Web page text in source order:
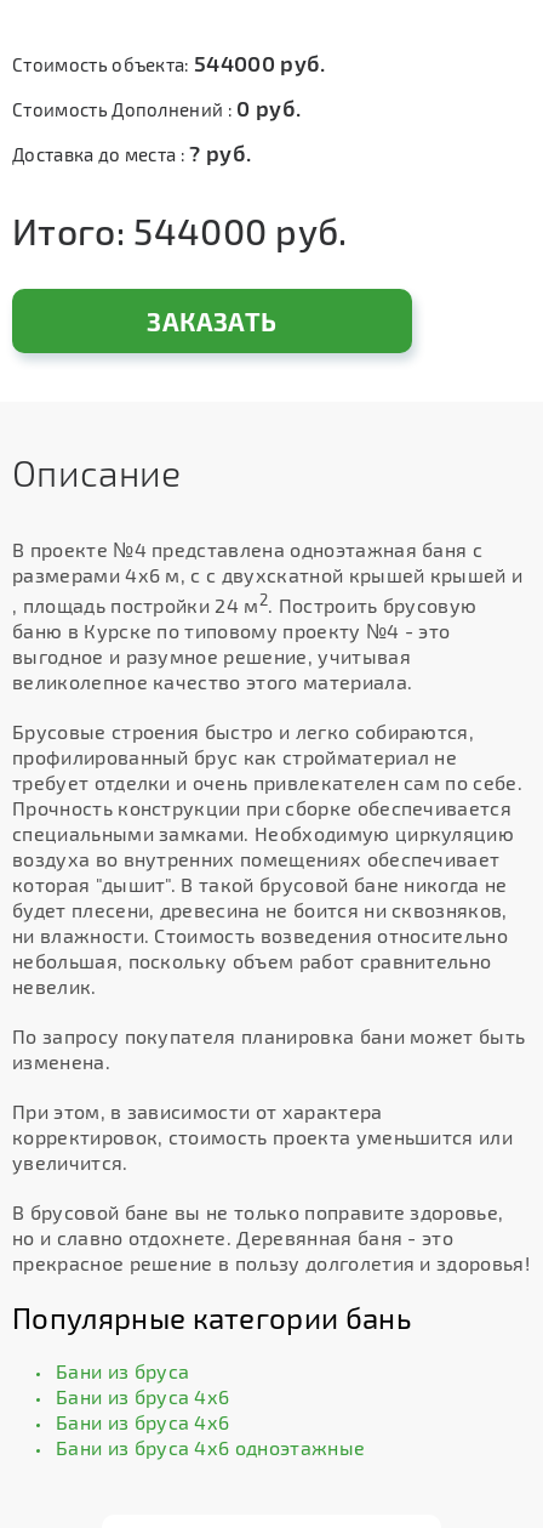
Стоимость объекта: 544000 руб.
Стоимость Дополнений : 0 руб.
Доставка до места :? руб.
Итого: 544000 руб.
ЗАКАЗАТЬ
Описание
В проекте №4 представлена одноэтажная баня с
размерами 4х6 м, с с двухскатной крышей крышей и
, площадь постройки 24 м2. Построить брусовую
баню в Курске по типовому проекту №4 - это
выгодное и разумное решение, учитывая
великолепное качество этого материала.
Брусовые строения быстро и легко собираются,
профилированный брус как стройматериал не
требует отделки и очень привлекателен сам по себе.
Прочность конструкции при сборке обеспечивается
специальными замками. Необходимую циркуляцию
воздуха во внутренних помещениях обеспечивает
которая "дышит". В такой брусовой бане никогда не
будет плесени, древесина не боится ни сквозняков,
ни влажности. Стоимость возведения относительно
небольшая, поскольку объем работ сравнительно
невелик.
По запросу покупателя планировка бани может быть
изменена.
При этом, в зависимости от характера
корректировок, стоимость проекта уменьшится или
увеличится.
В брусовой бане вы не только поправите здоровье,
но и славно отдохнете. Деревянная баня - это
прекрасное решение в пользу долголетия и здоровья!
Популярные категории бань
Бани из бруса
Бани из бруса 4х6
Бани из бруса 4х6
Бани из бруса 4х6 одноэтажные